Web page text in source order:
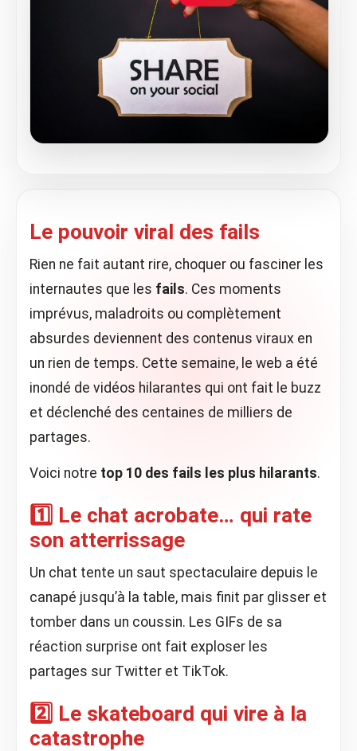
Le pouvoir viral des fails
Rien ne fait autant rire, choquer ou fasciner les
internautes que les fails. Ces moments
imprévus, maladroits ou complètement
absurdes deviennent des contenus viraux en
un rien de temps. Cette semaine, le web a été
inondé de vidéos hilarantes qui ont fait le buzz
et déclenché des centaines de milliers de
partages.
Voici notre top 10 des fails les plus hilarants.
1️⃣ Le chat acrobate… qui rate
son atterrissage
Un chat tente un saut spectaculaire depuis le
canapé jusqu’à la table, mais finit par glisser et
tomber dans un coussin. Les GIFs de sa
réaction surprise ont fait exploser les
partages sur Twitter et TikTok.
2️⃣ Le skateboard qui vire à la
catastrophe